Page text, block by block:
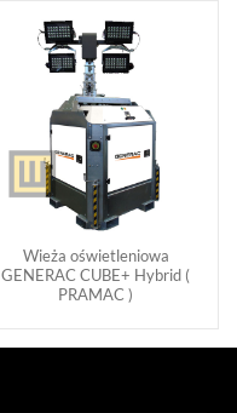
Wieża oświetleniowa
GENERAC CUBE+ Hybrid (
PRAMAC )